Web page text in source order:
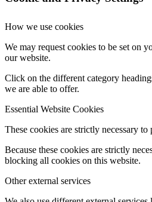
How we use cookies
We may request cookies to be set on
our website.
Click on the different category
we are able to offer.
Essential Website Cookies
These cookies are strictly necessary
Because these cookies are strictly
blocking all cookies on this website.
Other external services